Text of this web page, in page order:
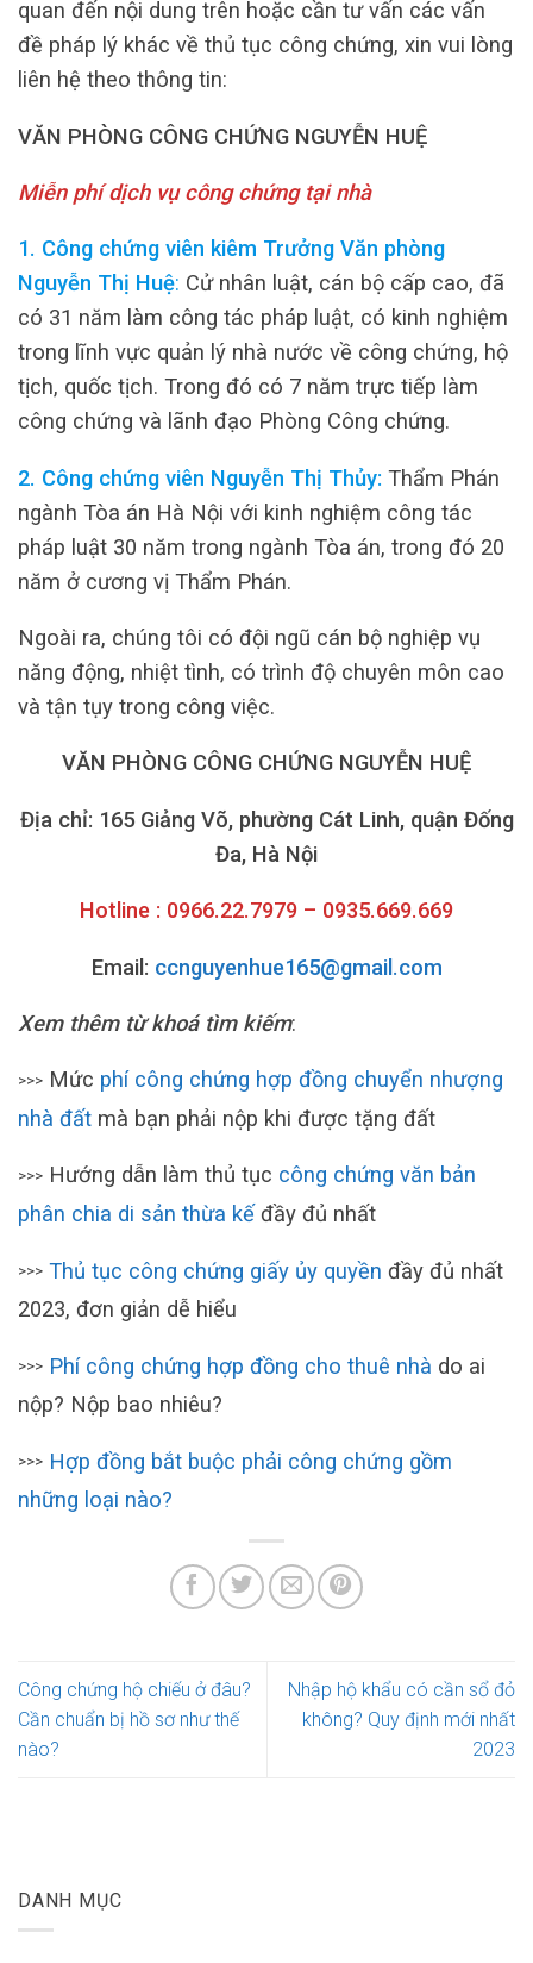
quan đến nội dung trên hoặc cần tư vấn các vấn
đề pháp lý khác về thủ tục công chứng, xin vui lòng
liên hệ theo thông tin:
VĂN PHÒNG CÔNG CHỨNG NGUYỄN HUỆ
Miễn phí dịch vụ công chứng tại nhà
1. Công chứng viên kiêm Trưởng Văn phòng
Nguyễn Thị Huệ: Cử nhân luật, cán bộ cấp cao, đã
có 31 năm làm công tác pháp luật, có kinh nghiệm
trong lĩnh vực quản lý nhà nước về công chứng, hộ
tịch, quốc tịch. Trong đó có 7 năm trực tiếp làm
công chứng và lãnh đạo Phòng Công chứng.
2. Công chứng viên Nguyễn Thị Thủy: Thẩm Phán
ngành Tòa án Hà Nội với kinh nghiệm công tác
pháp luật 30 năm trong ngành Tòa án, trong đó 20
năm ở cương vị Thẩm Phán.
Ngoài ra, chúng tôi có đội ngũ cán bộ nghiệp vụ
năng động, nhiệt tình, có trình độ chuyên môn cao
và tận tụy trong công việc.
VĂN PHÒNG CÔNG CHỨNG NGUYỄN HUỆ
Địa chỉ: 165 Giảng Võ, phường Cát Linh, quận Đống
Đa, Hà Nội
Hotline : 0966.22.7979 – 0935.669.669
Email: ccnguyenhue165@gmail.com
Xem thêm từ khoá tìm kiếm:
>>> Mức phí công chứng hợp đồng chuyển nhượng
nhà đất mà bạn phải nộp khi được tặng đất
>>> Hướng dẫn làm thủ tục công chứng văn bản
phân chia di sản thừa kế đầy đủ nhất
>>> Thủ tục công chứng giấy ủy quyền đầy đủ nhất
2023, đơn giản dễ hiểu
>>> Phí công chứng hợp đồng cho thuê nhà do ai
nộp? Nộp bao nhiêu?
>>> Hợp đồng bắt buộc phải công chứng gồm
những loại nào?
Công chứng hộ chiếu ở đâu?
Cần chuẩn bị hồ sơ như thế
nào?
Nhập hộ khẩu có cần sổ đỏ
không? Quy định mới nhất
2023
DANH MỤC